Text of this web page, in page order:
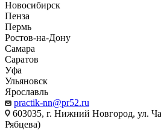
Новосибирск
Пенза
Пермь
Ростов-на-Дону
Самара
Саратов
Уфа
Ульяновск
Ярославль
practik-nn@pr52.ru
603035, г. Нижний Новгород, ул.
Рябцева)